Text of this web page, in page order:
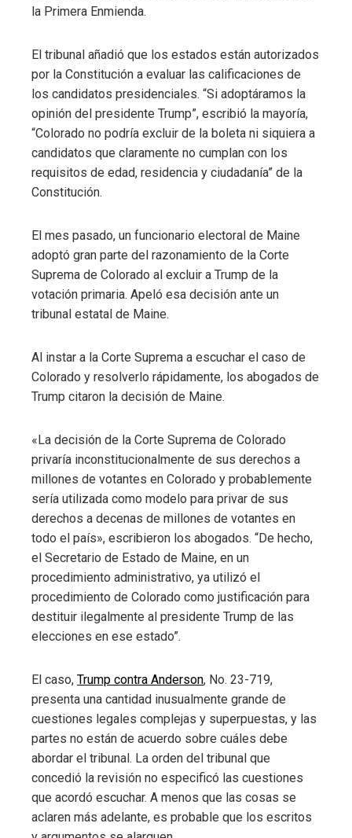
la Primera Enmienda.
El tribunal añadió que los estados están autorizados
por la Constitución a evaluar las calificaciones de
los candidatos presidenciales. “Si adoptáramos la
opinión del presidente Trump”, escribió la mayoría,
“Colorado no podría excluir de la boleta ni siquiera a
candidatos que claramente no cumplan con los
requisitos de edad, residencia y ciudadanía” de la
Constitución.
El mes pasado, un funcionario electoral de Maine
adoptó gran parte del razonamiento de la Corte
Suprema de Colorado al excluir a Trump de la
votación primaria. Apeló esa decisión ante un
tribunal estatal de Maine.
Al instar a la Corte Suprema a escuchar el caso de
Colorado y resolverlo rápidamente, los abogados de
Trump citaron la decisión de Maine.
«La decisión de la Corte Suprema de Colorado
privaría inconstitucionalmente de sus derechos a
millones de votantes en Colorado y probablemente
sería utilizada como modelo para privar de sus
derechos a decenas de millones de votantes en
todo el país», escribieron los abogados. “De hecho,
el Secretario de Estado de Maine, en un
procedimiento administrativo, ya utilizó el
procedimiento de Colorado como justificación para
destituir ilegalmente al presidente Trump de las
elecciones en ese estado”.
El caso, Trump contra Anderson, No. 23-719,
presenta una cantidad inusualmente grande de
cuestiones legales complejas y superpuestas, y las
partes no están de acuerdo sobre cuáles debe
abordar el tribunal. La orden del tribunal que
concedió la revisión no especificó las cuestiones
que acordó escuchar. A menos que las cosas se
aclaren más adelante, es probable que los escritos